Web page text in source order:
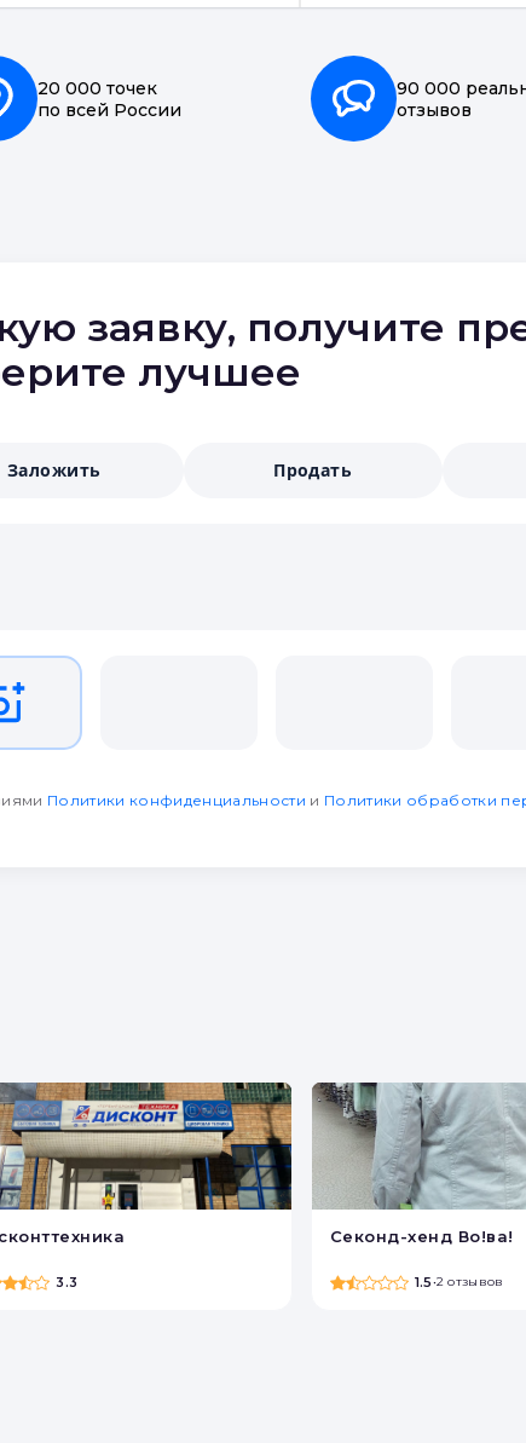
20 000 точек
по всей России
90 000
отзывов
заявку, получите
лучшее
Заложить Продать
Политики конфиденциальности и Политики обработки
3.3
Секонд-хенд Во!ва!
1.5•2 отзывов